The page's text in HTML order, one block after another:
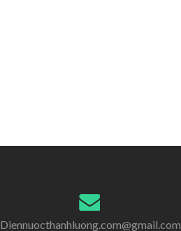
Diennuocthanhluong.com@gmail.com